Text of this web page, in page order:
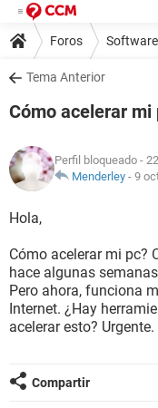
Foros Software
Tema Anterior
Cómo acelerar mi
Perfil bloqueado -
Menderley - 9
Hola,
Cómo acelerar mi pc?
hace algunas
Pero ahora, funciona
Internet. ¿Hay
acelerar esto?
Compartir